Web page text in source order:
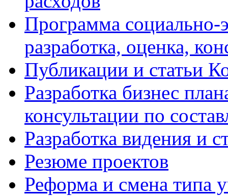
Программа социально-
разработка, оценка,
Публикации и статьи
Разработка бизнес
консультации по
Разработка видения и
Резюме проектов
Реформа и смена типа